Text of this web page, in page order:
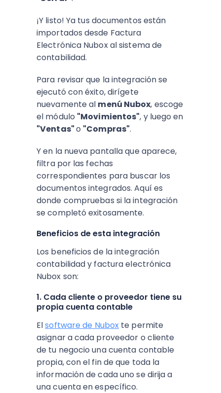
¡Y listo! Ya tus documentos están
importados desde Factura
Electrónica Nubox al sistema de
contabilidad.
Para revisar que la integración se
ejecutó con éxito, dirígete
nuevamente al menú Nubox, escoge
el módulo "Movimientos", y luego en
"Ventas"o "Compras".
Y en la nueva pantalla que aparece,
filtra por las fechas
correspondientes para buscar los
documentos integrados. Aquí es
donde compruebas si la integración
se completó exitosamente.
Beneficios de esta integración
Los beneficios de la integración
contabilidad y factura electrónica
Nubox son:
1. Cada cliente o proveedor tiene su
propia cuenta contable
Elsoftware de Nubox te permite
asignar a cada proveedor o cliente
de tu negocio una cuenta contable
propia, con el fin de que toda la
información de cada uno se dirija a
una cuenta en específico.